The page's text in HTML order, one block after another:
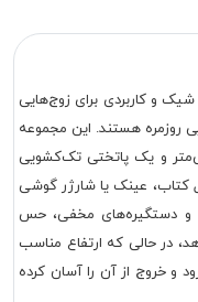
شیک و کاربردی برای زوج‌هایی
روزمره هستند. این مجموعه
خواب جادار با عرض ۱۶۰ سانتی‌متر و یک پاتختی تک‌کشویی
کتاب، عینک یا شارژر گوشی
و دستگیره‌های مخفی، حس
در حالی که ارتفاع مناسب
۱۵ سانتی‌متری، ورود و خروج از آن را آسان کرده